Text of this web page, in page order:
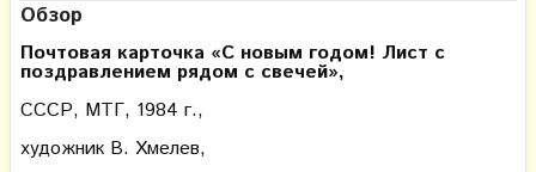
Обзор
Почтовая карточка «С новым годом! Лист с
поздравлением рядом с свечей»,
СССР, МТГ, 1984 г.,
художник В. Хмелев,